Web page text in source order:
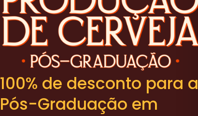
100% de desconto para a
Pós-Graduação em